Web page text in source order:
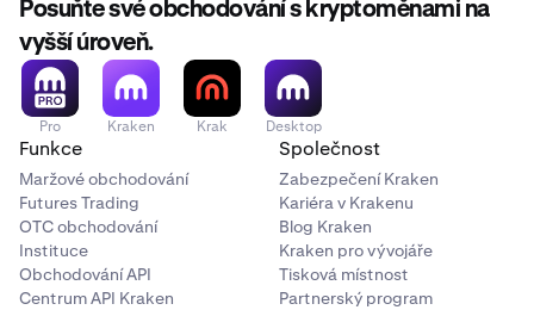
Řešení:směňte své zůstatkyna měnu, kterou chcete
vybrat.
Posuňte své obchodování s kryptoměnami na
vyšší úroveň.
Pro Kraken Krak Desktop
Funkce
Maržové obchodování
Futures Trading
OTC obchodování
Instituce
Obchodování API
Centrum API Kraken
Společnost
Zabezpečení Kraken
Kariéra v Krakenu
Blog Kraken
Kraken pro vývojáře
Tisková místnost
Partnerský program